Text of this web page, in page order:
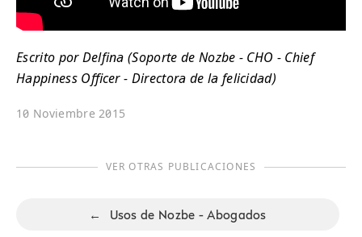
Escrito por Delfina (Soporte de Nozbe - CHO - Chief
Happiness Officer - Directora de la felicidad)
10 Noviembre 2015
VER OTRAS PUBLICACIONES
← Usos de Nozbe - Abogados